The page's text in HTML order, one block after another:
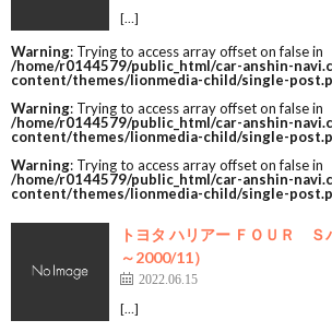
[…]
Warning: Trying to access array offset on false in
/home/r0144579/public_html/car-anshin-
content/themes/lionmedia-child/single-
Warning: Trying to access array offset on false in
/home/r0144579/public_html/car-anshin-
content/themes/lionmedia-child/single-
Warning: Trying to access array offset on false in
/home/r0144579/public_html/car-anshin-
content/themes/lionmedia-child/single-
トヨタ ハリアー ＦＯＵＲ Ｓ
～2000/11）
2022.06.15
[…]